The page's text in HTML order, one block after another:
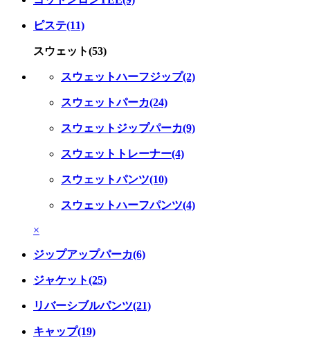
ピステ(11)
スウェット(53)
スウェットハーフジップ(2)
スウェットパーカ(24)
スウェットジップパーカ(9)
スウェットトレーナー(4)
スウェットパンツ(10)
スウェットハーフパンツ(4)
×
ジップアップパーカ(6)
ジャケット(25)
リバーシブルパンツ(21)
キャップ(19)